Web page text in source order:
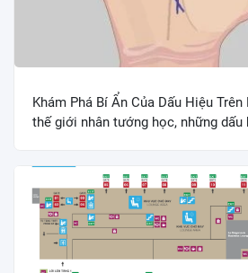
Khám Phá Bí Ẩn Của Dấu Hiệu
thế giới nhân tướng học, những dấu